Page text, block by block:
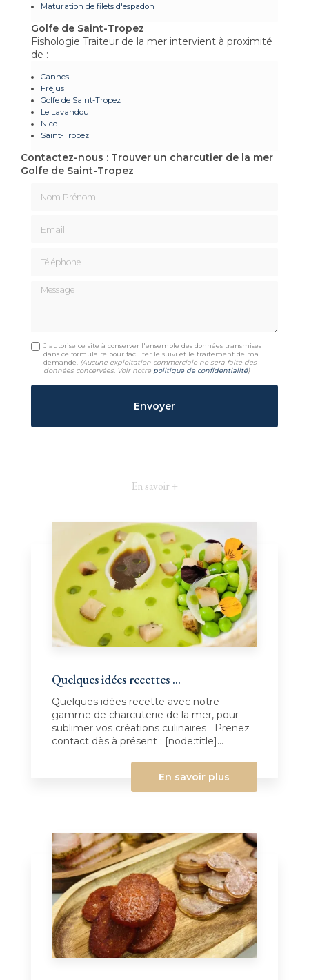
Maturation de filets d'espadon
Golfe de Saint-Tropez
Fishologie Traiteur de la mer intervient à proximité
de :
Cannes
Fréjus
Golfe de Saint-Tropez
Le Lavandou
Nice
Saint-Tropez
Contactez-nous : Trouver un charcutier de la mer
Golfe de Saint-Tropez
Message
J'autorise ce site à conserver l'ensemble des données transmises
dans ce formulaire pour faciliter le suivi et le traitement de ma
demande. (Aucune exploitation commerciale ne sera faite des
données concervées. Voir notre politique de confidentialité)
En savoir +
Quelques idées recettes ...
Quelques idées recette avec notre
gamme de charcuterie de la mer, pour
sublimer vos créations culinaires Prenez
contact dès à présent : [node:title]...
En savoir plus